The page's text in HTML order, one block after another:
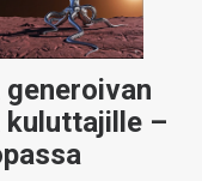
kuluttajille –